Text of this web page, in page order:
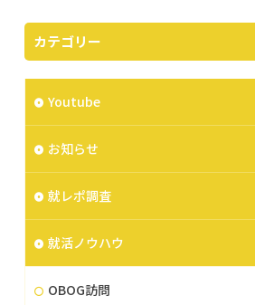
カテゴリー
Youtube
お知らせ
就レポ調査
就活ノウハウ
OBOG訪問